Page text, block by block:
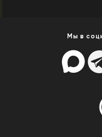
Мы в